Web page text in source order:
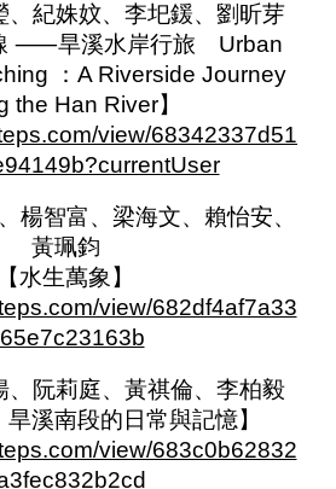
、紀姝妏、李圯鍰、劉昕芽
線 ⸺旱溪水岸行旅 Urban
：A Riverside Journey
the Han River】
view/68342337d51
楊智富、梁海文、賴怡安、
黃珮鈞
【水生萬象】
view/682df4af7a33
、阮莉庭、黃祺倫、李柏毅
旱溪南段的日常與記憶】
view/683c0b62832